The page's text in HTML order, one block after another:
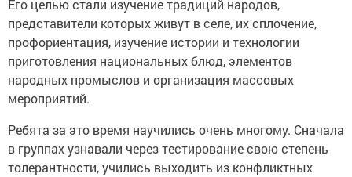
Его целью стали изучение традиций народов,
представители которых живут в селе, их сплочение,
профориентация, изучение истории и технологии
приготовления национальных блюд, элементов
народных промыслов и организация массовых
мероприятий.
Ребята за это время научились очень многому. Сначала
в группах узнавали через тестирование свою степень
толерантности, учились выходить из конфликтных